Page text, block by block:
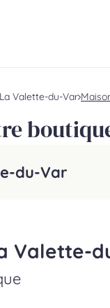
La Valette-du-Var
du-Var
Valette-